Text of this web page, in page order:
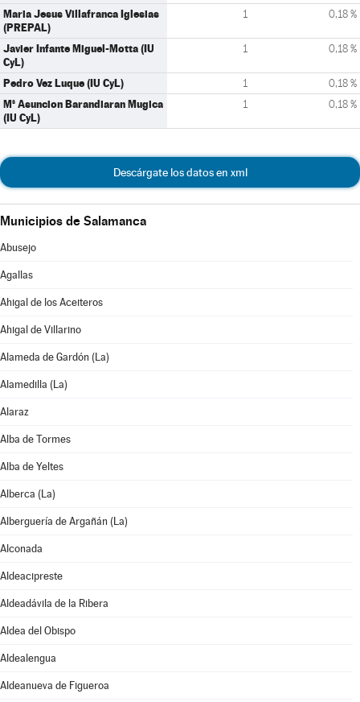
Maria Jesus Villafranca Iglesias
(PREPAL)
1 0,18 %
Javier Infante Miguel-Motta (IU
CyL)
1 0,18 %
Pedro Vez Luque (IU CyL) 1 0,18 %
Mª Asuncion Barandiaran Mugica
(IU CyL)
1 0,18 %
Descárgate los datos en xml
Municipios de Salamanca
Abusejo
Agallas
Ahigal de los Aceiteros
Ahigal de Villarino
Alameda de Gardón (La)
Alamedilla (La)
Alaraz
Alba de Tormes
Alba de Yeltes
Alberca (La)
Alberguería de Argañán (La)
Alconada
Aldeacipreste
Aldeadávila de la Ribera
Aldea del Obispo
Aldealengua
Aldeanueva de Figueroa